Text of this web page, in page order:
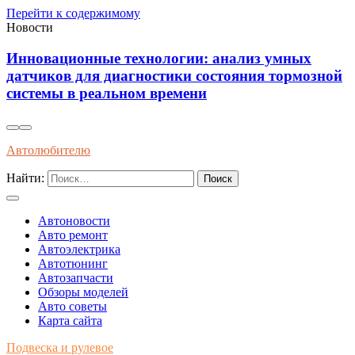
Перейти к содержимому
Новости
Анализ влияния новых аккумуляторов на
долговечность бортовых систем современных
электромобилей
Автолюбителю
Найти:
Автоновости
Авто ремонт
Автоэлектрика
Автотюнинг
Автозапчасти
Обзоры моделей
Авто советы
Карта сайта
Подвеска и рулевое